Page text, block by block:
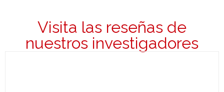
Visita las reseñas de
nuestros investigadores